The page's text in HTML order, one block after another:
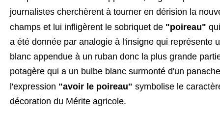
journalistes cherchèrent à tourner en dérision la
champs et lui infligèrent le sobriquet de "poireau"
a été donnée par analogie à l'insigne qui représente
blanc appendue à un ruban donc la plus grande
potagère qui a un bulbe blanc surmonté d'un
l'expression "avoir le poireau" symbolise le
décoration du Mérite agricole.